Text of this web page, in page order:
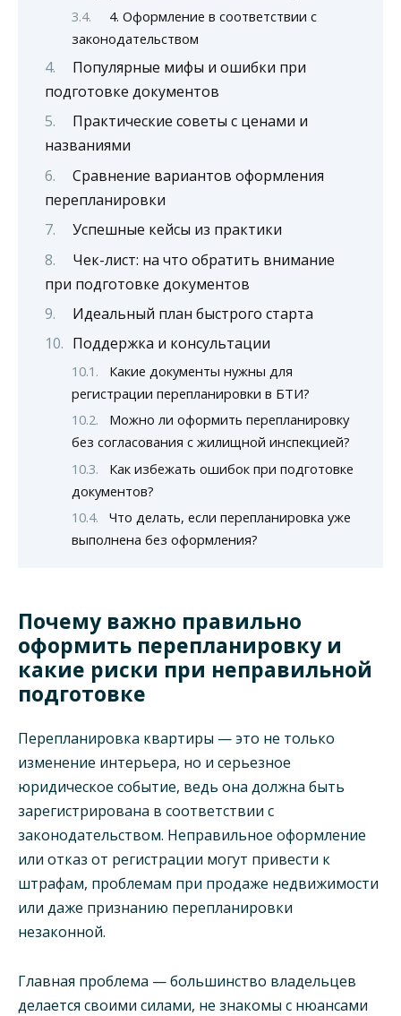
4. Оформление в соответствии с
законодательством
Популярные мифы и ошибки при
подготовке документов
Практические советы с ценами и
названиями
Сравнение вариантов оформления
перепланировки
Успешные кейсы из практики
Чек-лист: на что обратить внимание
при подготовке документов
Идеальный план быстрого старта
Поддержка и консультации
Какие документы нужны для
регистрации перепланировки в БТИ?
Можно ли оформить перепланировку
без согласования с жилищной инспекцией?
Как избежать ошибок при подготовке
документов?
Что делать, если перепланировка уже
выполнена без оформления?
Почему важно правильно
оформить перепланировку и
какие риски при неправильной
подготовке
Перепланировка квартиры — это не только
изменение интерьера, но и серьезное
юридическое событие, ведь она должна быть
зарегистрирована в соответствии с
законодательством. Неправильное оформление
или отказ от регистрации могут привести к
штрафам, проблемам при продаже недвижимости
или даже признанию перепланировки
незаконной.
Главная проблема — большинство владельцев
делается своими силами, не знакомы с нюансами